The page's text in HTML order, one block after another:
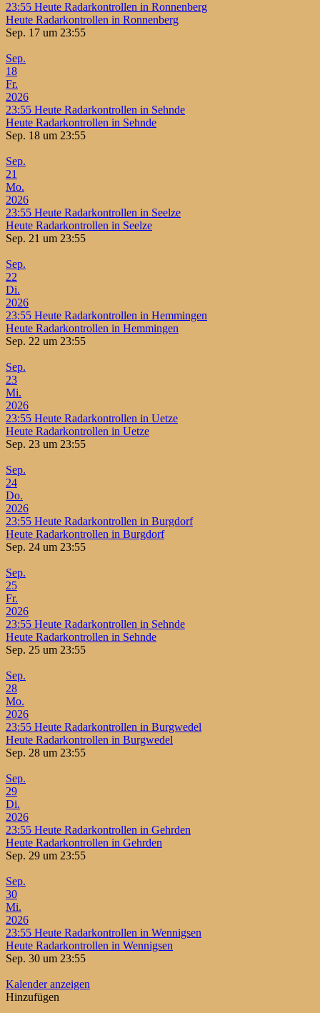
23:55 Heute Radarkontrollen in Ronnenberg
Heute Radarkontrollen in Ronnenberg
Sep. 17 um 23:55
Sep.
18
Fr.
2026
23:55 Heute Radarkontrollen in Sehnde
Heute Radarkontrollen in Sehnde
Sep. 18 um 23:55
Sep.
21
Mo.
2026
23:55 Heute Radarkontrollen in Seelze
Heute Radarkontrollen in Seelze
Sep. 21 um 23:55
Sep.
22
Di.
2026
23:55 Heute Radarkontrollen in Hemmingen
Heute Radarkontrollen in Hemmingen
Sep. 22 um 23:55
Sep.
23
Mi.
2026
23:55 Heute Radarkontrollen in Uetze
Heute Radarkontrollen in Uetze
Sep. 23 um 23:55
Sep.
24
Do.
2026
23:55 Heute Radarkontrollen in Burgdorf
Heute Radarkontrollen in Burgdorf
Sep. 24 um 23:55
Sep.
25
Fr.
2026
23:55 Heute Radarkontrollen in Sehnde
Heute Radarkontrollen in Sehnde
Sep. 25 um 23:55
Sep.
28
Mo.
2026
23:55 Heute Radarkontrollen in Burgwedel
Heute Radarkontrollen in Burgwedel
Sep. 28 um 23:55
Sep.
29
Di.
2026
23:55 Heute Radarkontrollen in Gehrden
Heute Radarkontrollen in Gehrden
Sep. 29 um 23:55
Sep.
30
Mi.
2026
23:55 Heute Radarkontrollen in Wennigsen
Heute Radarkontrollen in Wennigsen
Sep. 30 um 23:55
Kalender anzeigen
Hinzufügen